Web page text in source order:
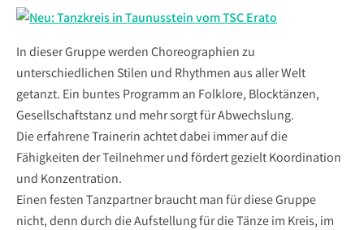
In dieser Gruppe werden Choreographien zu
unterschiedlichen Stilen und Rhythmen aus aller Welt
getanzt. Ein buntes Programm an Folklore, Blocktänzen,
Gesellschaftstanz und mehr sorgt für Abwechslung.
Die erfahrene Trainerin achtet dabei immer auf die
Fähigkeiten der Teilnehmer und fördert gezielt Koordination
und Konzentration.
Einen festen Tanzpartner braucht man für diese Gruppe
nicht, denn durch die Aufstellung für die Tänze im Kreis, im